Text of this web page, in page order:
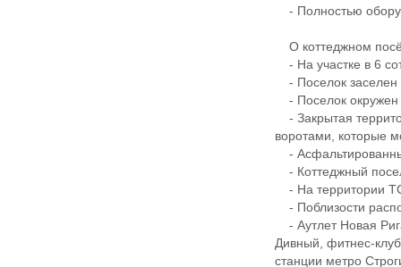
- Полностью
О коттеджном
- На участке в 6
- Поселок заселен
- Поселок
- Закрытая
воротами, которые
-
- Коттеджный
- На территории
- Поблизости
- Аутлет Новая
Дивный, фитнес-
станции метро